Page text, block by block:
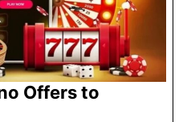
Offers to